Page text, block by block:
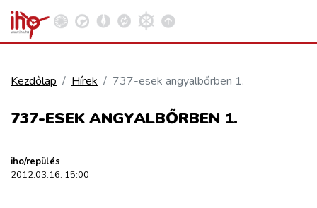
Kezdőlap Hírek 737-esek angyalbőrben 1.
737-ESEK ANGYALBŐRBEN 1.
iho/repülés
2012.03.16. 15:00